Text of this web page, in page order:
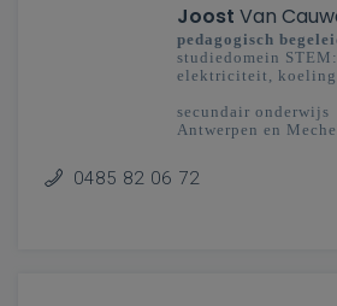
Joost Van
pedagogisch
studiedomein
elektriciteit, koeling
secundair onderwijs
Antwerpen en
0485 82 06 72